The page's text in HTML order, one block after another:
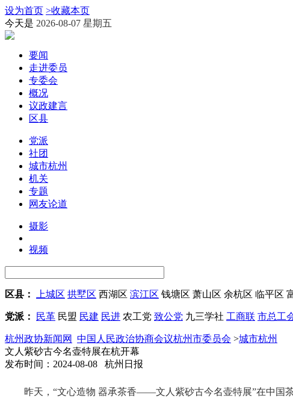
设为首页 >收藏本页
今天是 2026-08-07 星期五
要闻
走进委员
专委会
概况
议政建言
区县
党派
社团
城市杭州
机关
专题
网友论道
摄影
视频
区县： 上城区 拱墅区 西湖区 滨江区 钱塘区 萧山区 余杭区 临平区
党派： 民革 民盟 民建 民进 农工党 致公党 九三学社 工商联 市总工
杭州政协新闻网 中国人民政治协商会议杭州市委员会 >城市杭州
文人紫砂古今名壶特展在杭开幕
发布时间：2024-08-08 杭州日报
昨天，“文心造物 器承茶香——文人紫砂古今名壶特展”在中国茶